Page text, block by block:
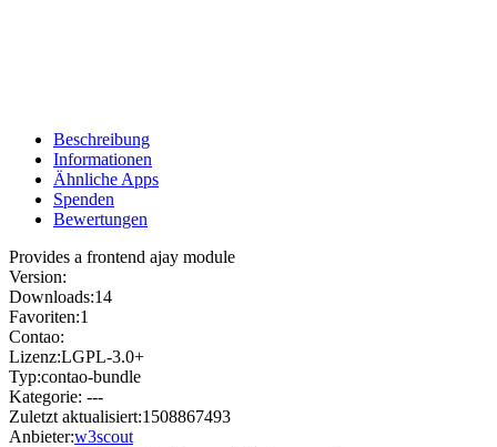
Beschreibung
Informationen
Ähnliche Apps
Spenden
Bewertungen
Provides a frontend ajay module
Version:
Downloads:14
Favoriten:1
Contao:
Lizenz:LGPL-3.0+
Typ:contao-bundle
Kategorie: ---
Zuletzt aktualisiert:1508867493
Anbieter:w3scout